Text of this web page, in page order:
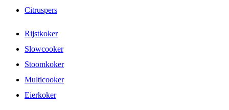
Citruspers
Rijstkoker
Slowcooker
Stoomkoker
Multicooker
Eierkoker